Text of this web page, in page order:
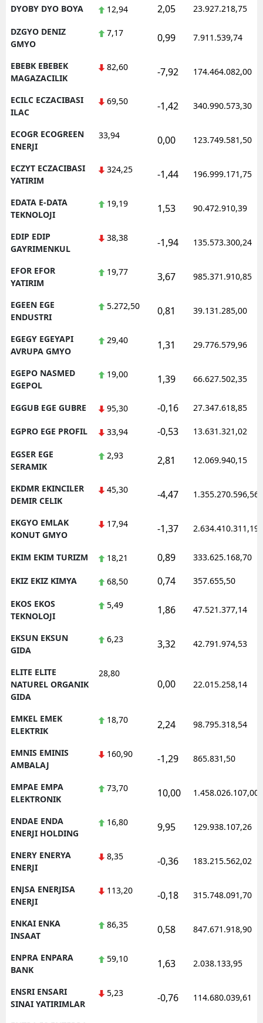
DYOBY DYO BOYA 12,94 2,05 23.927.218,75
DZGYO DENIZ
GMYO
7,17 0,99 7.911.539,74
EBEBK EBEBEK
MAGAZACILIK
82,60 -7,92 174.464.082,00
ECILC ECZACIBASI
ILAC
69,50 -1,42 340.990.573,30
ECOGR ECOGREEN
ENERJI
33,94 0,00 123.749.581,50
ECZYT ECZACIBASI
YATIRIM
324,25 -1,44 196.999.171,75
EDATA E-DATA
TEKNOLOJI
19,19 1,53 90.472.910,39
EDIP EDIP
GAYRIMENKUL
38,38 -1,94 135.573.300,24
EFOR EFOR
YATIRIM
19,77 3,67 985.371.910,85
EGEEN EGE
ENDUSTRI
5.272,50 0,81 39.131.285,00
EGEGY EGEYAPI
AVRUPA GMYO
29,40 1,31 29.776.579,96
EGEPO NASMED
EGEPOL
19,00 1,39 66.627.502,35
EGGUB EGE GUBRE 95,30 -0,16 27.347.618,85
EGPRO EGE PROFIL 33,94 -0,53 13.631.321,02
EGSER EGE
SERAMIK
2,93 2,81 12.069.940,15
EKDMR EKINCILER
DEMIR CELIK
45,30 -4,47 1.355.270.596,56
EKGYO EMLAK
KONUT GMYO
17,94 -1,37 2.634.410.311,19
EKIM EKIM TURIZM 18,21 0,89 333.625.168,70
EKIZ EKIZ KIMYA 68,50 0,74 357.655,50
EKOS EKOS
TEKNOLOJI
5,49 1,86 47.521.377,14
EKSUN EKSUN
GIDA
6,23 3,32 42.791.974,53
ELITE ELITE
NATUREL ORGANIK
GIDA
28,80
0,00 22.015.258,14
EMKEL EMEK
ELEKTRIK
18,70 2,24 98.795.318,54
EMNIS EMINIS
AMBALAJ
160,90 -1,29 865.831,50
EMPAE EMPA
ELEKTRONIK
73,70 10,00 1.458.026.107,00
ENDAE ENDA
ENERJI HOLDING
16,80 9,95 129.938.107,26
ENERY ENERYA
ENERJI
8,35 -0,36 183.215.562,02
ENJSA ENERJISA
ENERJI
113,20 -0,18 315.748.091,70
ENKAI ENKA
INSAAT
86,35 0,58 847.671.918,90
ENPRA ENPARA
BANK
59,10 1,63 2.038.133,95
ENSRI ENSARI
SINAI YATIRIMLAR
5,23 -0,76 114.680.039,61